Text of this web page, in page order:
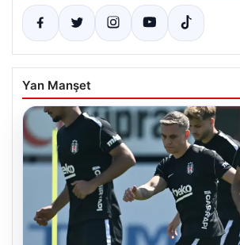
Yan Manşet